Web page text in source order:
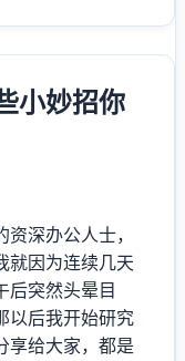
小妙招你
深办公人士，
就因为连续几天
后突然头晕目
以后我开始研究
享给大家，都是